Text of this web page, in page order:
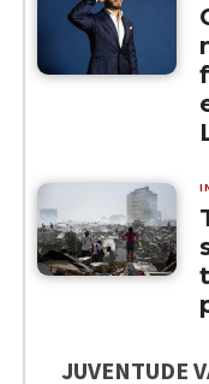
JUVENTUDE